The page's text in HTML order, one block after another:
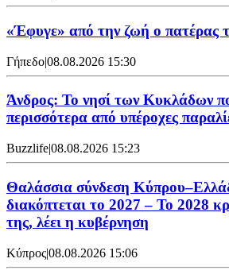
«Έφυγε» από την ζωή ο πατέρας
Γήπεδο|08.08.2026 15:30
Άνδρος: Το νησί των Κυκλάδων
περισσότερα από υπέροχες
Buzzlife|08.08.2026 15:23
Θαλάσσια σύνδεση
διακόπτεται το 2027 – Το 2028
της, λέει η κυβέρνηση
Κύπρος|08.08.2026 15:06